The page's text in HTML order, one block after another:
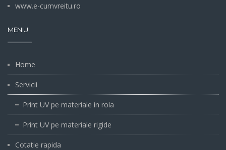
www.e-cumvreitu.ro
MENIU
Home
Servicii
Print UV pe materiale in rola
Print UV pe materiale rigide
Cotatie rapida